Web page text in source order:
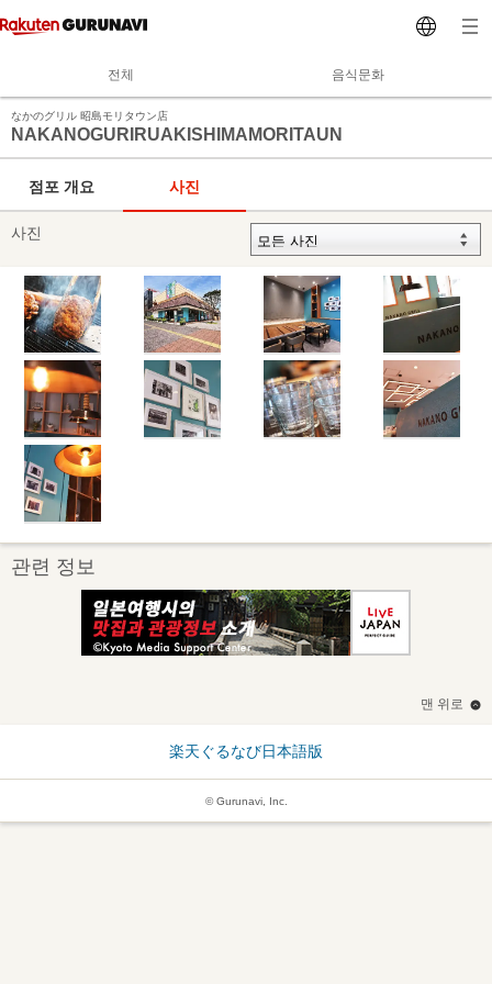
전체 음식문화
なかのグリル 昭島モリタウン店
NAKANOGURIRUAKISHIMAMORITAUN
점포 개요 사진
사진
관련 정보
맨 위로
楽天ぐるなび日本語版
© Gurunavi, Inc.